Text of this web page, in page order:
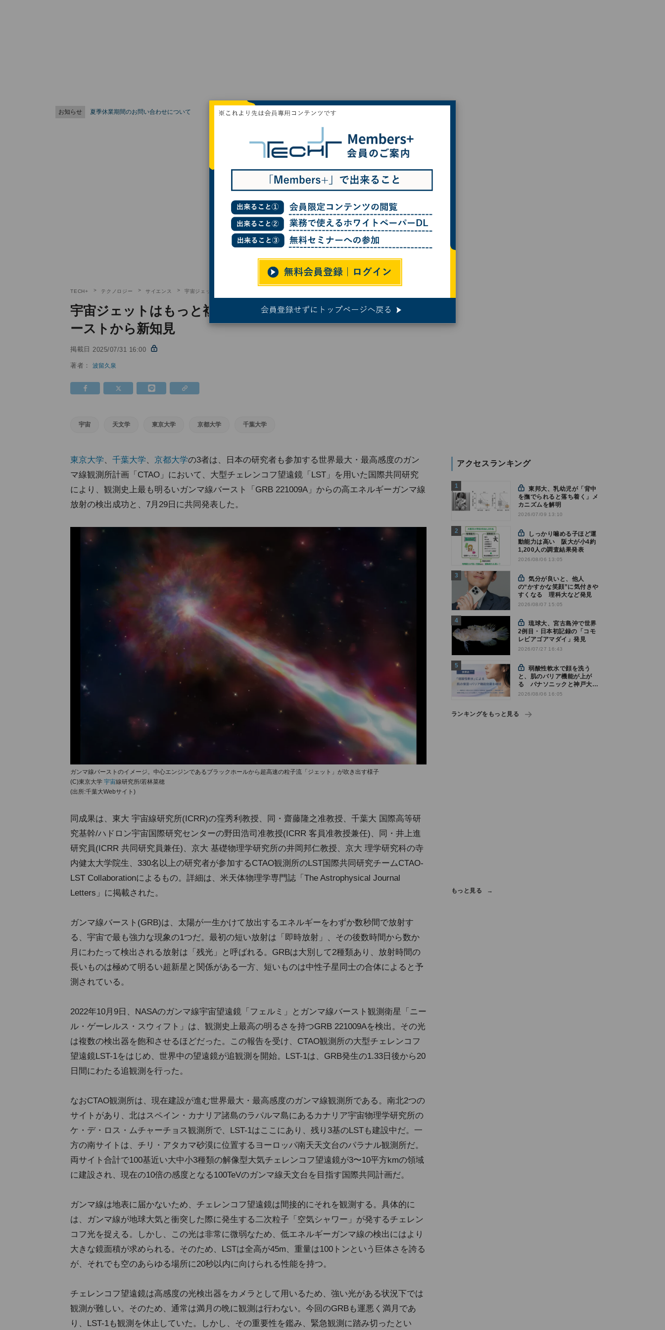
お知らせ 夏季休業期間のお問い合わせについて
TECH+ テクノロジー サイエンス 宇宙ジェットはもっと複雑? 観測史上最も明るいガンマ線バーストから新知見
宇宙ジェットはもっと複雑? 観測史上最も明るいガンマ線バ
ーストから新知見
掲載日 2025/07/31 16:00
著者：波留久泉
宇宙 天文学 東京大学 京都大学 千葉大学
東京大学、 千葉大学、 京都大学の3者は、日本の研究者も参加する世界最大・最高感度のガン
マ線観測所計画「CTAO」において、大型チェレンコフ望遠鏡「LST」を用いた国際共同研究
により、観測史上最も明るいガンマ線バースト「GRB 221009A」からの高エネルギーガンマ線
放射の検出成功と、7月29日に共同発表した。
ガンマ線バーストのイメージ。中心エンジンであるブラックホールから超高速の粒子流「ジェット」が吹き出す様子
(C)東京大学 宇宙線研究所/若林菜穂
(出所:千葉大Webサイト)
同成果は、東大 宇宙線研究所(ICRR)の窪秀利教授、同・齋藤隆之准教授、千葉大 国際高等研
究基幹/ハドロン宇宙国際研究センターの野田浩司准教授(ICRR 客員准教授兼任)、同・井上進
研究員(ICRR 共同研究員兼任)、京大 基礎物理学研究所の井岡邦仁教授、京大 理学研究科の寺
内健太大学院生、330名以上の研究者が参加するCTAO観測所のLST国際共同研究チームCTAO-
LST Collaborationによるもの。詳細は、米天体物理学専門誌「The Astrophysical Journal
Letters」に掲載された。
ガンマ線バースト(GRB)は、太陽が一生かけて放出するエネルギーをわずか数秒間で放射す
る、宇宙で最も強力な現象の1つだ。最初の短い放射は「即時放射」、その後数時間から数か
月にわたって検出される放射は「残光」と呼ばれる。GRBは大別して2種類あり、放射時間の
長いものは極めて明るい超新星と関係がある一方、短いものは中性子星同士の合体によると予
測されている。
2022年10月9日、NASAのガンマ線宇宙望遠鏡「フェルミ」とガンマ線バースト観測衛星「ニー
ル・ゲーレルス・スウィフト」は、観測史上最高の明るさを持つGRB 221009Aを検出。その光
は複数の検出器を飽和させるほどだった。この報告を受け、CTAO観測所の大型チェレンコフ
望遠鏡LST-1をはじめ、世界中の望遠鏡が追観測を開始。LST-1は、GRB発生の1.33日後から20
日間にわたる追観測を行った。
なおCTAO観測所は、現在建設が進む世界最大・最高感度のガンマ線観測所である。南北2つの
サイトがあり、北はスペイン・カナリア諸島のラパルマ島にあるカナリア宇宙物理学研究所の
ケ・デ・ロス・ムチャーチョス観測所で、LST-1はここにあり、残り3基のLSTも建設中だ。一
方の南サイトは、チリ・アタカマ砂漠に位置するヨーロッパ南天天文台のパラナル観測所だ。
両サイト合計で100基近い大中小3種類の解像型大気チェレンコフ望遠鏡が3〜10平方kmの領域
に建設され、現在の10倍の感度となる100TeVのガンマ線天文台を目指す国際共同計画だ。
ガンマ線は地表に届かないため、チェレンコフ望遠鏡は間接的にそれを観測する。具体的に
は、ガンマ線が地球大気と衝突した際に発生する二次粒子「空気シャワー」が発するチェレン
コフ光を捉える。しかし、この光は非常に微弱なため、低エネルギーガンマ線の検出にはより
大きな鏡面積が求められる。そのため、LSTは全高が45m、重量は100トンという巨体さを誇る
が、それでも空のあらゆる場所に20秒以内に向けられる性能を持つ。
チェレンコフ望遠鏡は高感度の光検出器をカメラとして用いるため、強い光がある状況下では
観測が難しい。そのため、通常は満月の晩に観測は行わない。今回のGRBも運悪く満月であ
り、LST-1も観測を休止していた。しかし、その重要性を鑑み、緊急観測に踏み切ったとい
アクセスランキング
東邦大、乳幼児が「背中
を撫でられると落ち着く」メ
カニズムを解明
2026/07/09 13:10
動能力は高い 阪大が小4約
1,200人の調査結果発表
2026/08/06 13:05
気分が良いと、他人
の“かすかな笑顔”に気付きや
すくなる 理科大など発見
2026/08/07 15:05
琉球大、宮古島沖で世界
2例目・日本初記録の「コモ
レビアゴアマダイ」発見
2026/07/27 16:43
弱酸性軟水で顔を洗う
と、肌のバリア機能が上が
る パナソニックと神戸大が
確認
2026/08/06 16:05
ランキングをもっと見る
もっと見る